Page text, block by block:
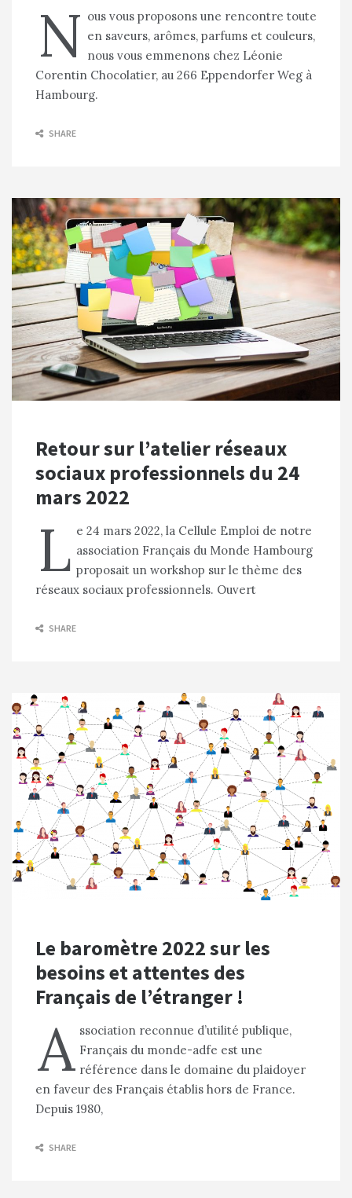
N ous vous proposons une rencontre toute
en saveurs, arômes, parfums et couleurs,
nous vous emmenons chez Léonie
Corentin Chocolatier, au 266 Eppendorfer Weg à
Hambourg.
SHARE
Retour sur l’atelier réseaux
sociaux professionnels du 24
mars 2022
L e 24 mars 2022, la Cellule Emploi de notre
association Français du Monde Hambourg
proposait un workshop sur le thème des
réseaux sociaux professionnels. Ouvert
SHARE
Le baromètre 2022 sur les
besoins et attentes des
Français de l’étranger !
A ssociation reconnue d’utilité publique,
Français du monde-adfe est une
référence dans le domaine du plaidoyer
en faveur des Français établis hors de France.
Depuis 1980,
SHARE